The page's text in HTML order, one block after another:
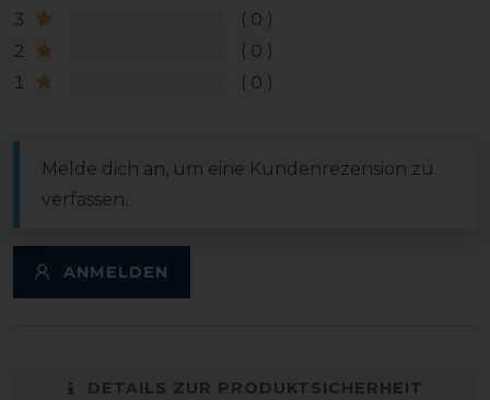
3
0
2
0
1
0
Melde dich an, um eine Kundenrezension zu
verfassen.
ANMELDEN
DETAILS ZUR PRODUKTSICHERHEIT